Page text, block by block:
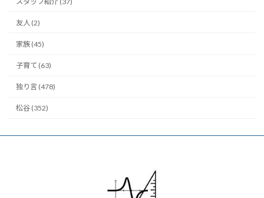
友人 (2)
家族 (45)
子育て (63)
独り言 (478)
松谷 (352)